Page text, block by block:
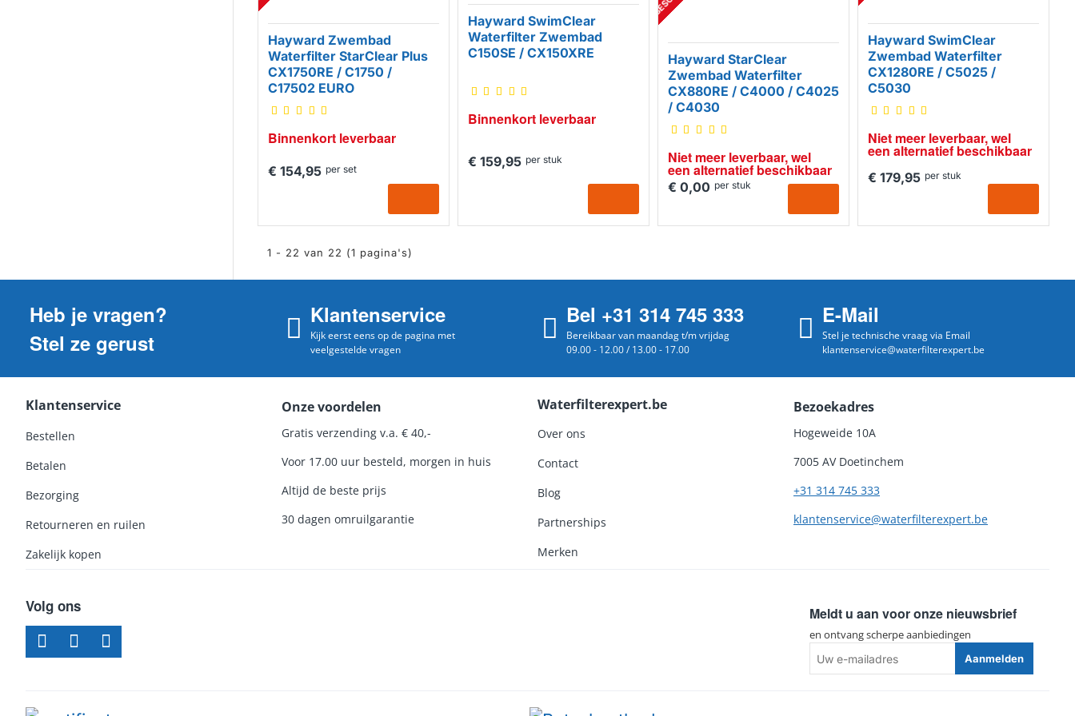
Binnenkort leverbaar
Hayward Zwembad
Waterfilter StarClear Plus
CX1750RE / C1750 /
C17502 EURO
€ 154,95 per set
Binnenkort leverbaar
Hayward SwimClear
Waterfilter Zwembad
C150SE / CX150XRE
€ 159,95 per stuk Niet meer leverbaar, wel
een alternatief beschikbaar
Hayward StarClear
Zwembad Waterfilter
CX880RE / C4000 / C4025
/ C4030
€ 0,00 per stuk
Niet meer leverbaar, wel
een alternatief beschikbaar
Hayward SwimClear
Zwembad Waterfilter
CX1280RE / C5025 /
C5030
€ 179,95 per stuk
1 - 22 van 22 (1 pagina's)
Heb je vragen?
Stel ze gerust
Klantenservice
Kijk eerst eens op de pagina met
veelgestelde vragen
Bel +31 314 745 333
Bereikbaar van maandag t/m vrijdag
09.00 - 12.00 / 13.00 - 17.00
E-Mail
Stel je technische vraag via Email
klantenservice@waterfilterexpert.be
Klantenservice
Bestellen
Betalen
Bezorging
Retourneren en ruilen
Zakelijk kopen
Onze voordelen
Gratis verzending v.a. € 40,-
Voor 17.00 uur besteld, morgen in huis
Altijd de beste prijs
30 dagen omruilgarantie
Waterfilterexpert.be
Over ons
Contact
Blog
Partnerships
Merken
Bezoekadres
Hogeweide 10A
7005 AV Doetinchem
+31 314 745 333
klantenservice@waterfilterexpert.be
Volg ons Meldt u aan voor onze nieuwsbrief
en ontvang scherpe aanbiedingen
e-
Aanmelden